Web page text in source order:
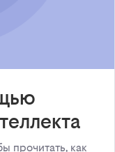
прочитать, как